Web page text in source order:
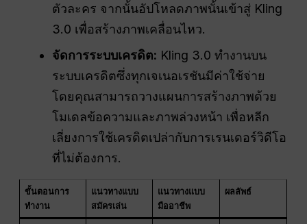
ตัวละคร จากนั้นอัปโหลดภาพนั้นเข้าสู่ Kling
3.0 เพื่อสร้างภาพเคลื่อนไหว.
จัดการระบบเครดิต: Kling 3.0 ทำงานบน
ระบบเครดิตซึ่งทุกเจเนอเรชันมีค่าใช้จ่าย
โดยคุณสามารถวางแผนการสร้างภาพด้วย
โมเดลข้อความและภาพล่วงหน้า เพื่อหลีก
เลี่ยงการใช้เครดิตเปล่ากับการเรนเดอร์วิดีโอ
ที่ไม่ต้องการ.
ขั้นตอนการ
ทำงาน
แนวทางแบบ
สมัครเล่น
แนวทางแบบ
มืออาชีพ
ผลลัพธ์